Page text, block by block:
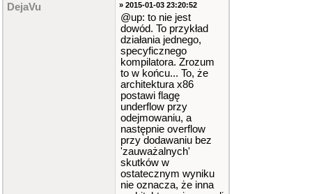
DejaVu » 2015-01-03 23:20:52
@up: to nie jest
dowód. To przykład
działania jednego,
specyficznego
kompilatora. Zrozum
to w końcu... To, że
architektura x86
postawi flagę
underflow przy
odejmowaniu, a
następnie overflow
przy dodawaniu bez
'zauważalnych'
skutków w
ostatecznym wyniku
nie oznacza, że inna